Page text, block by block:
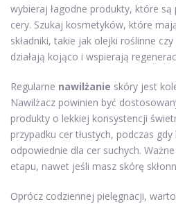
wybieraj łagodne produkty, które
cery. Szukaj kosmetyków, które
składniki, takie jak olejki roślinne
działają kojąco i wspierają
Regularne nawilżanie skóry jest
Nawilżacz powinien być
produkty o lekkiej konsystencji
przypadku cer tłustych, podczas
odpowiednie dla cer suchych.
etapu, nawet jeśli masz skórę
Oprócz codziennej pielęgnacji,